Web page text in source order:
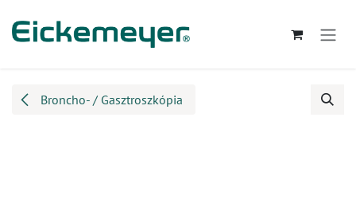
Broncho- / Gasztroszkópia